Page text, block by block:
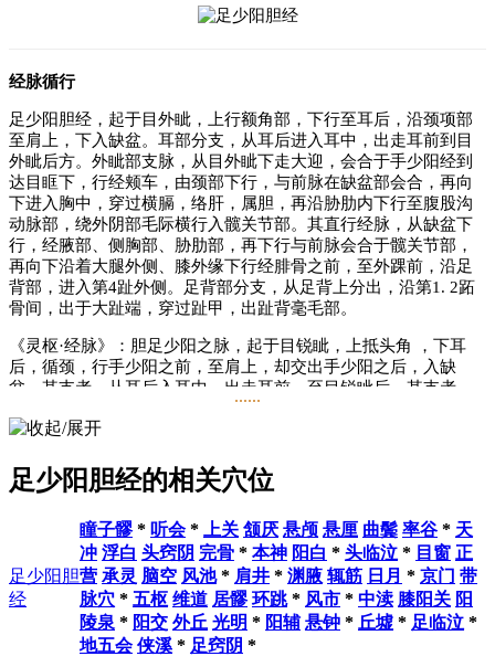
经脉循行
足少阳胆经，起于目外眦，上行额角部，下行至耳后，沿颈项部
至肩上，下入缺盆。耳部分支，从耳后进入耳中，出走耳前到目
外眦后方。外眦部支脉，从目外眦下走大迎，会合于手少阳经到
达目眶下，行经颊车，由颈部下行，与前脉在缺盆部会合，再向
下进入胸中，穿过横膈，络肝，属胆，再沿胁肋内下行至腹股沟
动脉部，绕外阴部毛际横行入髋关节部。其直行经脉，从缺盆下
行，经腋部、侧胸部、胁肋部，再下行与前脉会合于髋关节部，
再向下沿着大腿外侧、膝外缘下行经腓骨之前，至外踝前，沿足
背部，进入第4趾外侧。足背部分支，从足背上分出，沿第1. 2跖
骨间，出于大趾端，穿过趾甲，出趾背毫毛部。
《灵枢·经脉》：胆足少阳之脉，起于目锐眦，上抵头角 ，下耳
后，循颈，行手少阳之前，至肩上，却交出手少阳之后，入缺
盆。其支者，从耳后入耳中，出走耳前，至目锐眦后。其支者，
盆，以下胸中，贯膈，络肝，属胆，循胁里，出气街，绕毛际，
中。以下循髀阳，出膝外廉，下外辅骨之前，直下抵绝骨之端，
下出外踝之前，循足跗上，入小指次指之间。其支者，别跗上，
口苦，目眩，疟疾，头痛，颔痛，目外眦痛，缺盆部肿痛，腋下
肿，胸、胁、股及下肢外侧痛，足外侧痛，足外侧发热等症。
......
足少阳胆经的相关穴位
足少阳胆
经
瞳子髎* 听会* 上关 颔厌 悬颅 悬厘 曲鬓 率谷 * 天
冲 浮白 头窍阴 完骨 * 本神 阳白 * 头临泣 * 目窗 正
营 承灵 脑空 风池* 肩井 * 渊腋 辄筋 日月 * 京门 带
脉穴 * 五枢 维道 居髎 环跳* 风市 * 中渎 膝阳关 阳
陵泉 * 阳交 外丘 光明 * 阳辅 悬钟 * 丘墟 * 足临泣 *
地五会 侠溪 * 足窍阴 *